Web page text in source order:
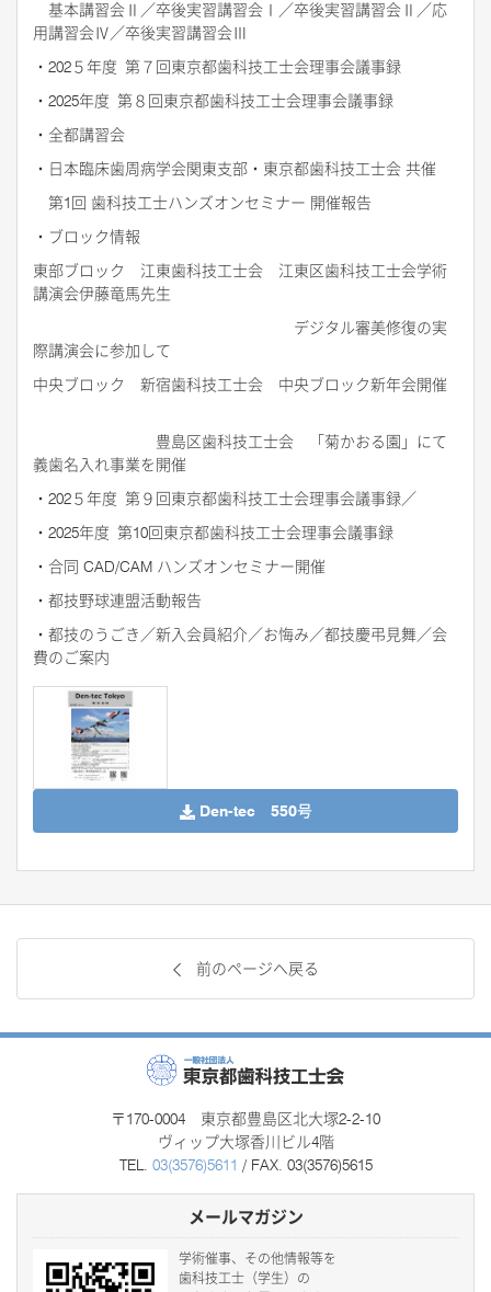
基本講習会Ⅱ／卒後実習講習会Ⅰ／卒後実習講習会Ⅱ／応
用講習会Ⅳ／卒後実習講習会Ⅲ
・ 202５年度 第７回東京都歯科技工士会理事会議事録
・ 2025年度 第８回東京都歯科技工士会理事会議事録
・全都講習会
・日本臨床歯周病学会関東支部・東京都歯科技工士会 共催
第1 回 歯科技工士ハンズオンセミナー 開催報告
・ブロック情報
東部ブロック 江東歯科技工士会 江東区歯科技工士会学術
講演会伊藤竜馬先生
デジタル審美修復の実
際講演会に参加して
中央ブロック 新宿歯科技工士会 中央ブロック新年会開催
豊島区歯科技工士会 「菊かおる園」にて
義歯名入れ事業を開催
・ 202５年度 第９回東京都歯科技工士会理事会議事録／
・ 2025年度 第10回東京都歯科技工士会理事会議事録
・合同 CAD/CAM ハンズオンセミナー開催
・都技野球連盟活動報告
・都技のうごき／新入会員紹介／お悔み／都技慶弔見舞／会
費のご案内
Den-tec 550号
前のページへ戻る
〒170-0004 東京都豊島区北大塚2-2-10
ヴィップ大塚香川ビル4階
TEL. 03(3576)5611 / FAX. 03(3576)5615
メールマガジン
学術催事、その他情報等を
歯科技工士（学生）の